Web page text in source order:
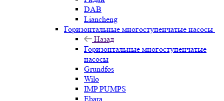
DAB
Liancheng
Горизонтальные многоступенчатые насосы
Назад
Горизонтальные многоступенчатые
насосы
Grundfos
Wilo
IMP PUMPS
Ebara